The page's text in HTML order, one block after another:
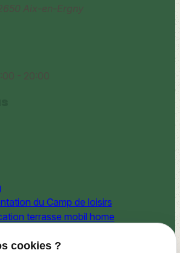
Aix-en-Ergny
- 20:00
du Camp de loisirs
terrasse mobil home
du camping
cookies ?